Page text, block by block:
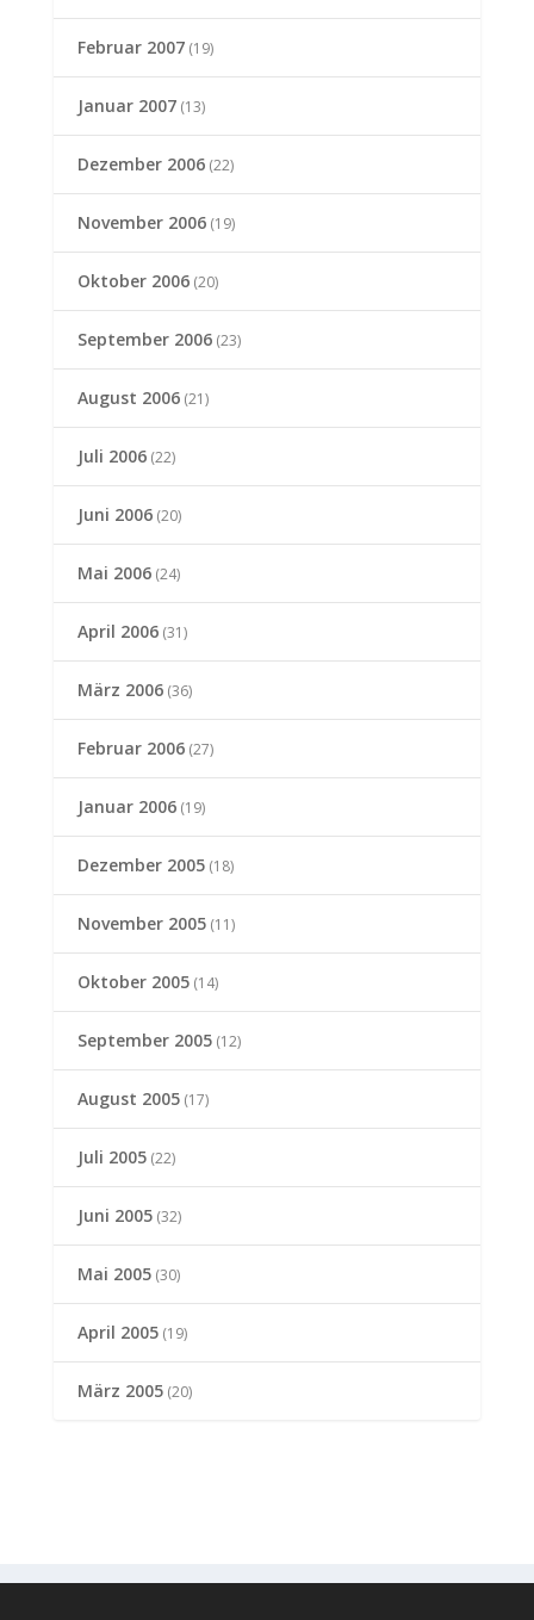
Februar 2007(19)
Januar 2007(13)
Dezember 2006(22)
November 2006(19)
Oktober 2006(20)
September 2006(23)
August 2006(21)
Juli 2006(22)
Juni 2006(20)
Mai 2006(24)
April 2006(31)
März 2006(36)
Februar 2006(27)
Januar 2006(19)
Dezember 2005(18)
November 2005(11)
Oktober 2005(14)
September 2005(12)
August 2005(17)
Juli 2005(22)
Juni 2005(32)
Mai 2005(30)
April 2005(19)
März 2005(20)